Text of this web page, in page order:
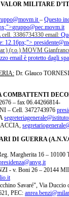
MILITARE
– Questo
gruppo@pec.movm.it
3386734330 email:
12.16px;">
(r.o.) MOVM
email è protetto dagli
Dr. Glauco
COMBATTENTI
– fax 06.44266814-
– Cell. 3472743976
DI GUERRA
Margherita 16 – 10100
- v. Boni 26 – 20144
Savaré", Via Duccio
PEC: